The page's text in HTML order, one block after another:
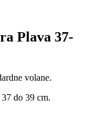
Plava 37-
volane.
do 39 cm.